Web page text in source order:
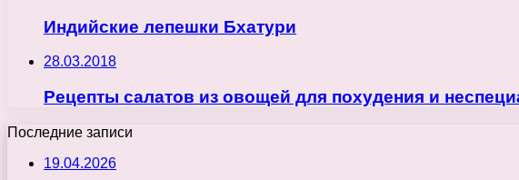
Индийские лепешки Бхатури
28.03.2018
Рецепты салатов из овощей для похудения и
Последние записи
19.04.2026